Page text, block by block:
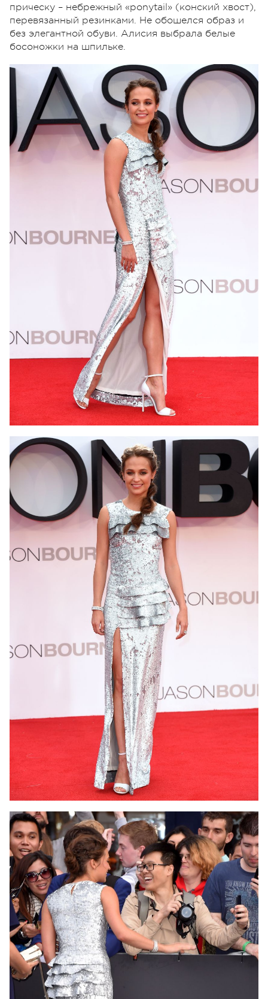
прическу – небрежный «ponytail» (конский хвост),
перевязанный резинками. Не обошелся образ и
без элегантной обуви. Алисия выбрала белые
босоножки на шпильке.